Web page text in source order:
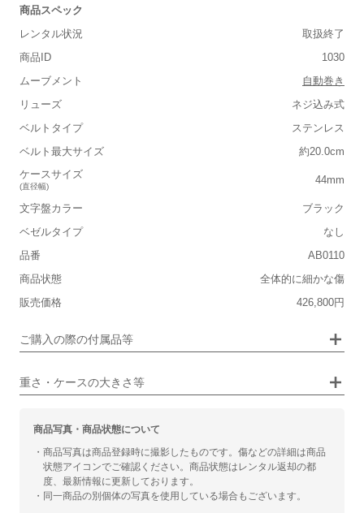
商品スペック
レンタル状況
取扱終了
商品ID
1030
ムーブメント
自動巻き
リューズ
ネジ込み式
ベルトタイプ
ステンレス
ベルト最大サイズ
約20.0cm
ケースサイズ
(直径幅)
44mm
文字盤カラー
ブラック
ベゼルタイプ
なし
品番
AB0110
商品状態
全体的に細かな傷
販売価格
426,800円
ご購入の際の付属品等
保証書
なし
箱
なし
重さ・ケースの大きさ等
■重さ(ベルト込み)
■ケースの大きさ
小さい 大きい
■装飾感
カジュアル ビジネス
商品写真・商品状態について
・商品写真は商品登録時に撮影したものです。傷などの詳細は商品
状態アイコンでご確認ください。商品状態はレンタル返却の都
度、最新情報に更新しております。
・同一商品の別個体の写真を使用している場合もございます。